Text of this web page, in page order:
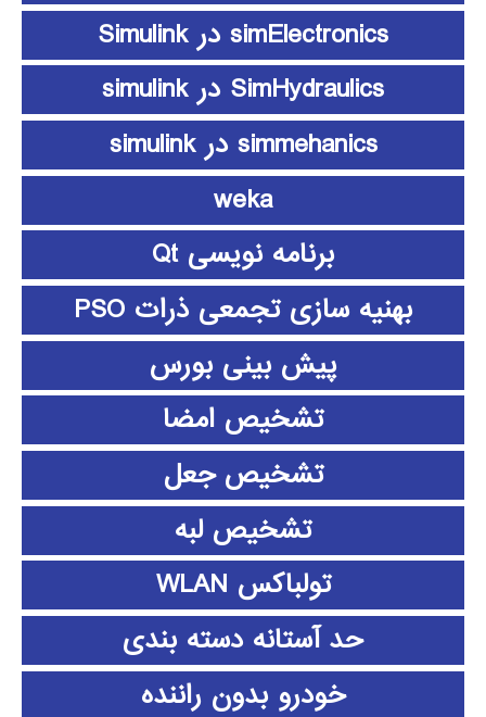
simElectronics در Simulink
SimHydraulics در simulink
simmehanics در simulink
weka
برنامه نویسی Qt
بهنیه سازی تجمعی ذرات PSO
پیش بینی بورس
تشخیص امضا
تشخیص جعل
تشخیص لبه
تولباکس WLAN
حد آستانه دسته بندی
خودرو بدون راننده